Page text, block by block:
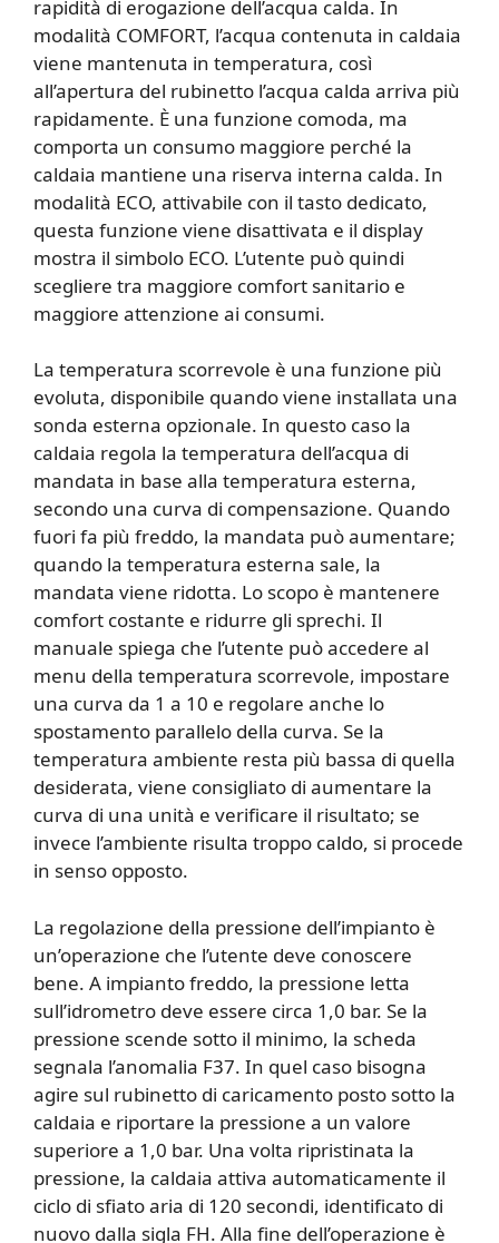
rapidità di erogazione dell’acqua calda. In
modalità COMFORT, l’acqua contenuta in caldaia
viene mantenuta in temperatura, così
all’apertura del rubinetto l’acqua calda arriva più
rapidamente. È una funzione comoda, ma
comporta un consumo maggiore perché la
caldaia mantiene una riserva interna calda. In
modalità ECO, attivabile con il tasto dedicato,
questa funzione viene disattivata e il display
mostra il simbolo ECO. L’utente può quindi
scegliere tra maggiore comfort sanitario e
maggiore attenzione ai consumi.
La temperatura scorrevole è una funzione più
evoluta, disponibile quando viene installata una
sonda esterna opzionale. In questo caso la
caldaia regola la temperatura dell’acqua di
mandata in base alla temperatura esterna,
secondo una curva di compensazione. Quando
fuori fa più freddo, la mandata può aumentare;
quando la temperatura esterna sale, la
mandata viene ridotta. Lo scopo è mantenere
comfort costante e ridurre gli sprechi. Il
manuale spiega che l’utente può accedere al
menu della temperatura scorrevole, impostare
una curva da 1 a 10 e regolare anche lo
spostamento parallelo della curva. Se la
temperatura ambiente resta più bassa di quella
desiderata, viene consigliato di aumentare la
curva di una unità e verificare il risultato; se
invece l’ambiente risulta troppo caldo, si procede
in senso opposto.
La regolazione della pressione dell’impianto è
un’operazione che l’utente deve conoscere
bene. A impianto freddo, la pressione letta
sull’idrometro deve essere circa 1,0 bar. Se la
pressione scende sotto il minimo, la scheda
segnala l’anomalia F37. In quel caso bisogna
agire sul rubinetto di caricamento posto sotto la
caldaia e riportare la pressione a un valore
superiore a 1,0 bar. Una volta ripristinata la
pressione, la caldaia attiva automaticamente il
ciclo di sfiato aria di 120 secondi, identificato di
nuovo dalla sigla FH. Alla fine dell’operazione è